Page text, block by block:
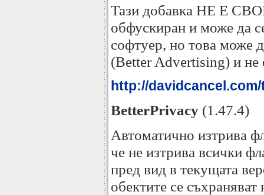
Тази добавка НЕ Е
обфускиран и може да
софтуер, но това може
(Better Advertising) и не
http://
BetterPrivacy (1.47.4)
Автоматично изтрива
че не изтрива всички
пред вид в текущата
обектите се